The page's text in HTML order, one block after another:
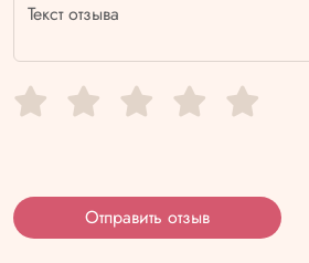
Отправить отзыв